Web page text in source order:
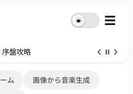
☀︎ ☰
盤攻略
ム 画像から音楽生成